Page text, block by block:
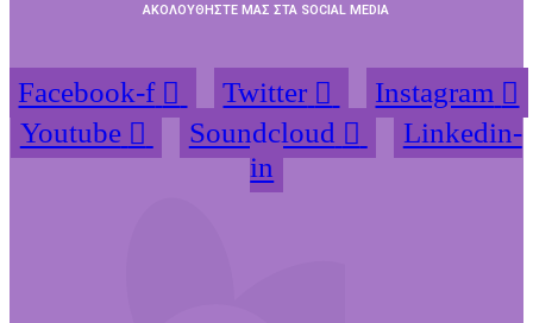
ΑΚΟΛΟΥΘΗΣΤΕ ΜΑΣ ΣΤΑ SOCIAL MEDIA
Facebook-f Twitter
Instagram
Youtube
Soundcloud
Linkedin-
in